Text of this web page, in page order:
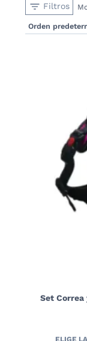
Filtros
Set Correa